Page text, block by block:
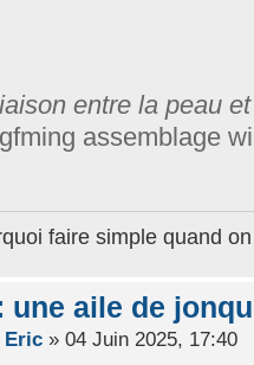
entre la peau
assemblage
faire simple quand
une aile de
Eric » 04 Juin 2025, 17:40